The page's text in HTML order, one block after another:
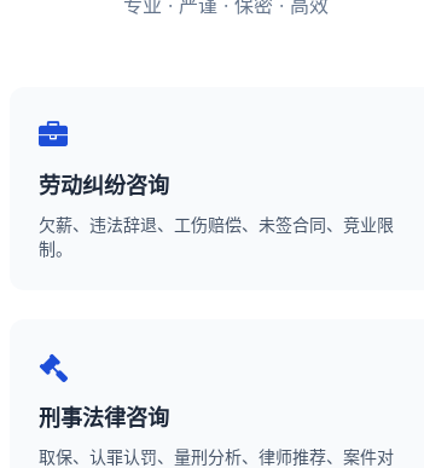
专业 · 严谨 · 保密 · 高效
劳动纠纷咨询
欠薪、违法辞退、工伤赔偿、未签合同、竞业限
制。
刑事法律咨询
取保、认罪认罚、量刑分析、律师推荐、案件对